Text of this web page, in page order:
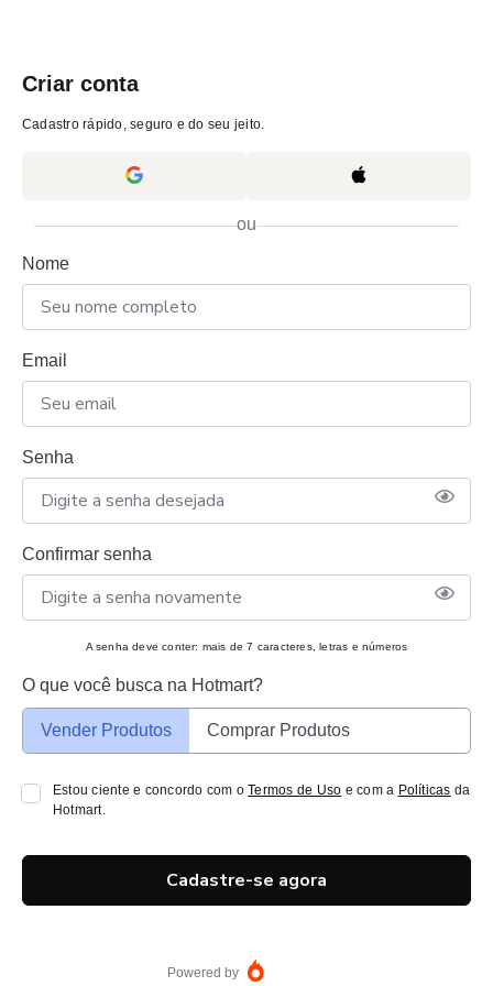
Criar conta
Cadastro rápido, seguro e do seu jeito.
ou
Nome
Email
Senha
Confirmar senha
A senha deve conter: mais de 7 caracteres, letras e números
O que você busca na Hotmart?
Vender Produtos Comprar Produtos
Estou ciente e concordo com oTermos de Uso e com a Políticas da
Hotmart.
Cadastre-se agora
Powered by